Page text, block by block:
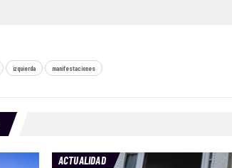
izquierda manifestaciones
ACTUALIDAD